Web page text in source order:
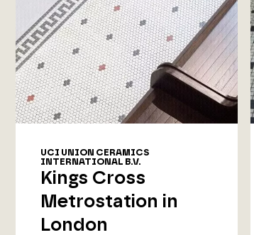
UCI UNION CERAMICS
INTERNATIONAL B.V.
Kings Cross
Metrostation in
London